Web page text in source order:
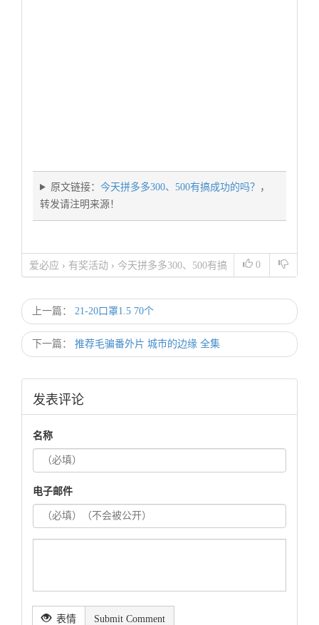
原文链接： 今天拼多多300、500有搞成功的吗？ ，
转发请注明来源！
0
爱必应 › 有奖活动 › 今天拼多多300、500有搞
上一篇： 21-20口罩1.5 70个
下一篇： 推荐毛骗番外片 城市的边缘 全集
发表评论
名称
电子邮件
表情 Submit Comment